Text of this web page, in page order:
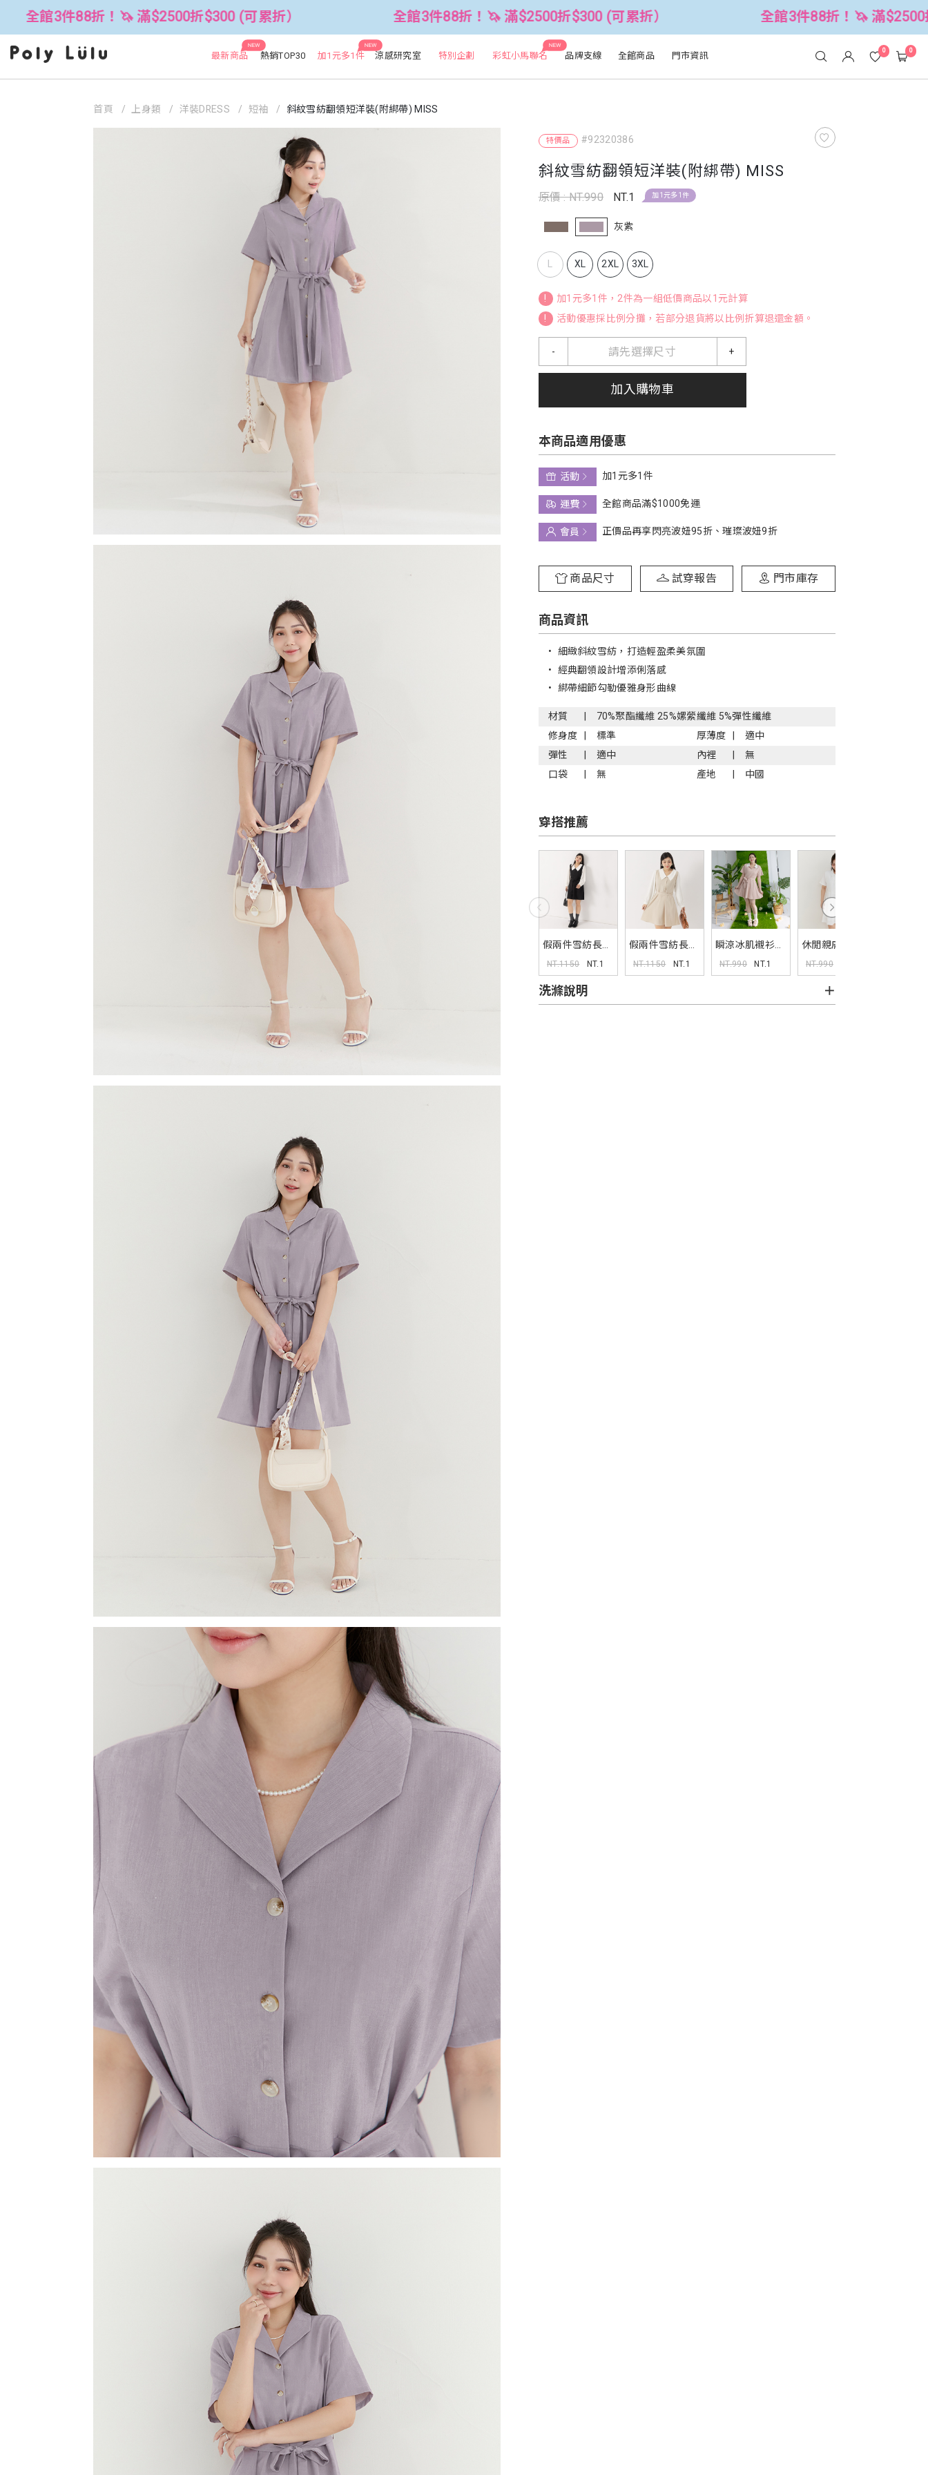
！🦄 滿$2500折$300 (可累折） 全館3件88折！🦄 滿$2500折$300 (可累折） 全館3件88折！🦄 滿$2500折$300 (可累
NEW
最新商品 熱銷TOP30
NEW
加1元多1件 涼感研究室 特別企劃
NEW
彩虹小馬聯名 品牌支線 全館商品 門市資訊 0 0
特價品 #92320386
斜紋雪紡翻領短洋裝(附綁帶) MISS
原價 : NT.990 NT.1 加1元多1件
灰紫
L XL 2XL 3XL
!
加1元多1件，2件為一組低價商品以1元計算
!
活動優惠採比例分攤，若部分退貨將以比例折算退還金額。
請先選擇尺寸
- +
加入購物車
本商品適用優惠
活動
加1元多1件
運費
全館商品滿$1000免運
會員
正價品再享閃亮波妞95折、璀璨波妞9折
商品尺寸 試穿報告 門市庫存
商品資訊
• 細緻斜紋雪紡，打造輕盈柔美氛圍
• 經典翻領設計增添俐落感
• 綁帶細節勾勒優雅身形曲線
材質
70%聚酯纖維 25%嫘縈纖維 5%彈性纖維
修身度
標準 厚薄度
適中
彈性
適中 內裡
無
口袋
無 產地 中國
穿搭推薦
假兩件雪紡長袖
洋裝(附綁帶)
MISS
NT.1150 NT.1
假兩件雪紡長袖
洋裝(附綁帶)
MISS
NT.1150 NT.1
瞬涼冰肌襯衫領
短洋裝(附腰帶)
NT.990 NT.1
休閒親膚打褶短
洋裝
NT.990
洗滌說明
首頁 上身類 洋裝DRESS 短袖 斜紋雪紡翻領短洋裝(附綁帶) MISS